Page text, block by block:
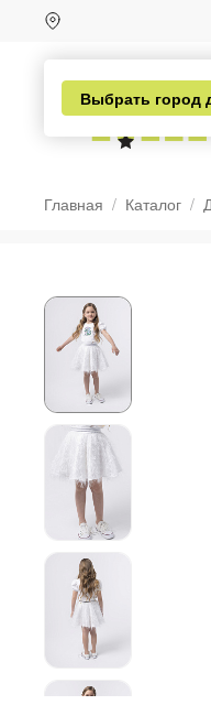
Выбрать город
Главная Каталог